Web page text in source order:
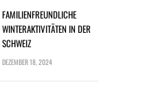
FAMILIENFREUNDLICHE
WINTERAKTIVITÄTEN IN DER
SCHWEIZ
DEZEMBER 18, 2024